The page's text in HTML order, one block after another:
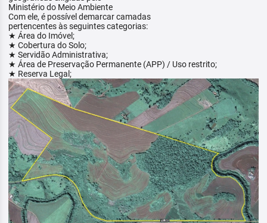
Ministério do Meio Ambiente
Com ele, é possível demarcar camadas
pertencentes às seguintes categorias:
★ Área do Imóvel;
★ Cobertura do Solo;
★ Servidão Administrativa;
★ Área de Preservação Permanente (APP) / Uso restrito;
★ Reserva Legal;